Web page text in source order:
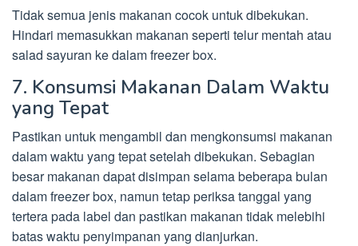
Tidak semua jenis makanan cocok untuk dibekukan.
Hindari memasukkan makanan seperti telur mentah atau
salad sayuran ke dalam freezer box.
7. Konsumsi Makanan Dalam Waktu
yang Tepat
Pastikan untuk mengambil dan mengkonsumsi makanan
dalam waktu yang tepat setelah dibekukan. Sebagian
besar makanan dapat disimpan selama beberapa bulan
dalam freezer box, namun tetap periksa tanggal yang
tertera pada label dan pastikan makanan tidak melebihi
batas waktu penyimpanan yang dianjurkan.